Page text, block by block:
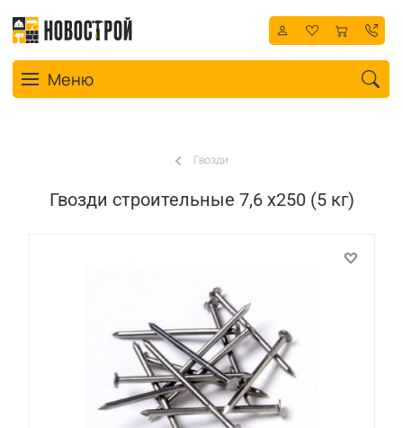
Toggle navigation
Меню
Гвозди
Гвозди строительные 7,6 х250 (5 кг)